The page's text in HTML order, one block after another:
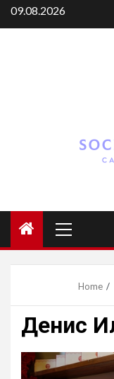
Skip
to
09.08.2026
Menu
Home
Денис